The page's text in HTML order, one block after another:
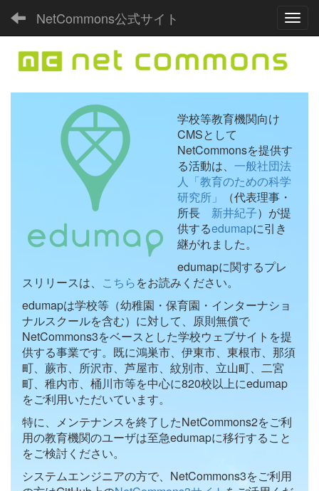
NetCommons公式サイト
学校等教育機関向け
CMSとして
NetCommonsを提供す
る活動は、 一般社団法
人「教育のための科学
研究所」
（代表理事・
所長 新井紀子）が提
供するedumapに引き
継がれました。
edumapに関するプレ
スリリースは、 こちらをお読みください。
edumapは学校等（幼稚園・保育園・インターナショ
ナルスクールを含む）に対して、原則無償で
NetCommons3をベースとした学校ウェブサイトを提
供する事業です。既に鴻巣市、伊東市、東根市、那須
町、蕨市、所沢市、芦屋市、紋別市、立山町、二宮
町、稚内市、桶川市等を中心に820校以上にedumap
をご利用いただいています。
特に、メンテナンスを終了したNetCommons2をご利
用の教育機関のユーザは至急edumapに移行すること
をご検討ください。
システムエンジニアの方で、NetCommons3をご利用